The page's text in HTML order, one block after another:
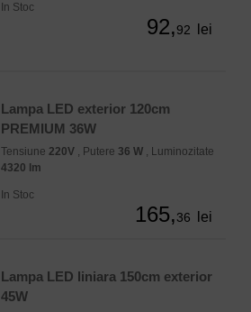
In Stoc
92,92 lei
Lampa LED exterior 120cm
PREMIUM 36W
Tensiune 220V , Putere 36 W , Luminozitate
4320 lm
In Stoc
165,36 lei
Lampa LED liniara 150cm exterior
45W